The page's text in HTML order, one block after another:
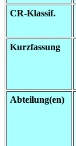
CR-Klassif.
Kurzfassung
Abteilung(en)